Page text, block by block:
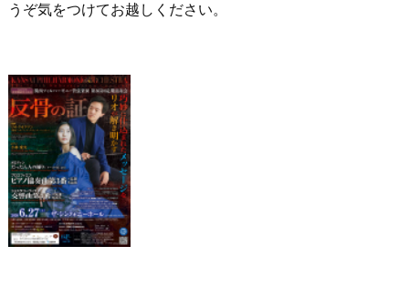
うぞ気をつけてお越しください。